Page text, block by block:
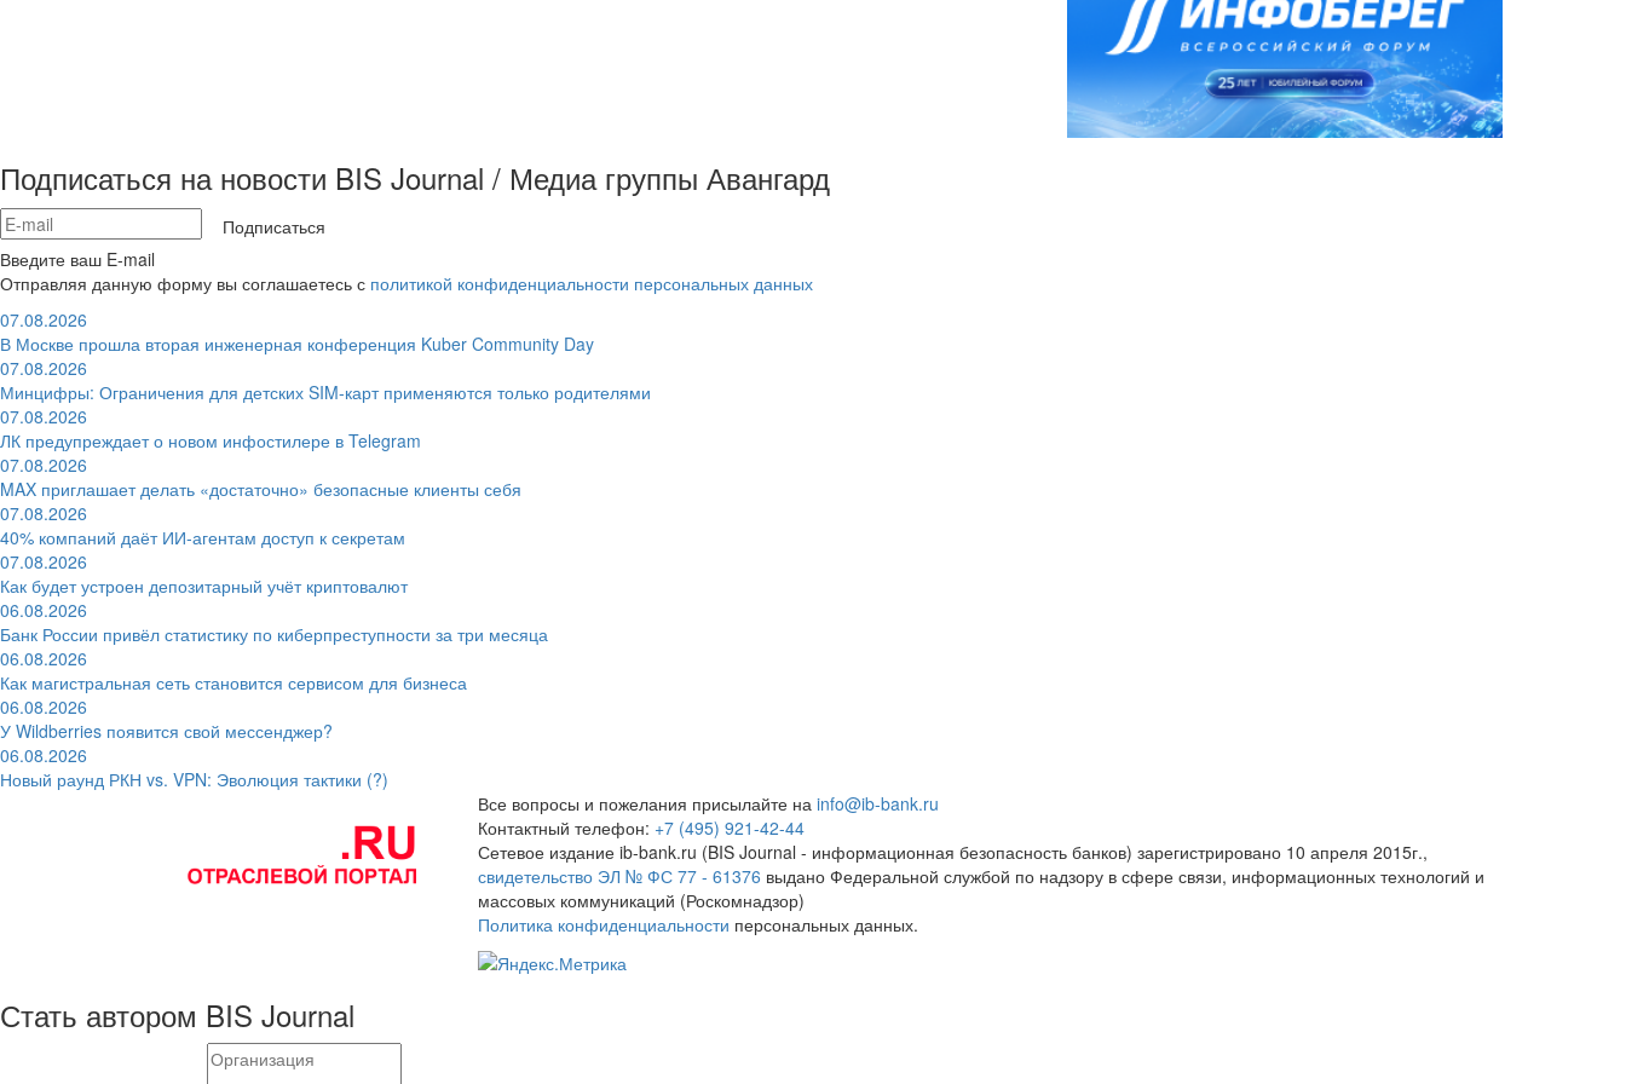
Подписаться на новости BIS Journal / Медиа группы Авангард
Подписаться
Введите ваш E-mail
Отправляя данную форму вы соглашаетесь с политикой конфиденциальности персональных данных
07.08.2026
В Москве прошла вторая инженерная конференция Kuber Community Day
07.08.2026
Минцифры: Ограничения для детских SIM-карт применяются только родителями
07.08.2026
ЛК предупреждает о новом инфостилере в Telegram
07.08.2026
MAX приглашает делать «достаточно» безопасные клиенты себя
07.08.2026
40% компаний даёт ИИ‑агентам доступ к секретам
07.08.2026
Как будет устроен депозитарный учёт криптовалют
06.08.2026
Банк России привёл статистику по киберпреступности за три месяца
06.08.2026
Как магистральная сеть становится сервисом для бизнеса
06.08.2026
У Wildberries появится свой мессенджер?
06.08.2026
Новый раунд РКН vs. VPN: Эволюция тактики (?)
Все вопросы и пожелания присылайте на info@ib-bank.ru
Контактный телефон: +7 (495) 921-42-44
Сетевое издание ib-bank.ru (BIS Journal - информационная безопасность банков) зарегистрировано 10 апреля 2015г.,
свидетельство ЭЛ № ФС 77 - 61376 выдано Федеральной службой по надзору в сфере связи, информационных технологий и
массовых коммуникаций (Роскомнадзор)
Политика конфиденциальности персональных данных.
Стать автором BIS Journal